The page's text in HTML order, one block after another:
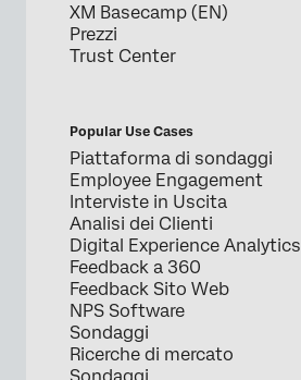
XM Basecamp (EN)
Prezzi
Trust Center
Popular Use Cases
Piattaforma di sondaggi
Employee Engagement
Interviste in Uscita
Analisi dei Clienti
Digital Experience Analytics
Feedback a 360
Feedback Sito Web
NPS Software
Sondaggi
Ricerche di mercato
Sondaggi